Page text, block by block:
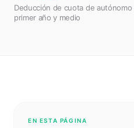
Deducción de cuota de autónomo
primer año y medio
EN ESTA PÁGINA